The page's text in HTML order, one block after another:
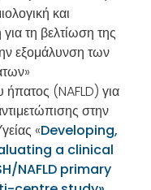
και
τη βελτίωση της
εξομάλυνση των
(NAFLD) για
στην
«Developing,
a clinical
NAFLD primary